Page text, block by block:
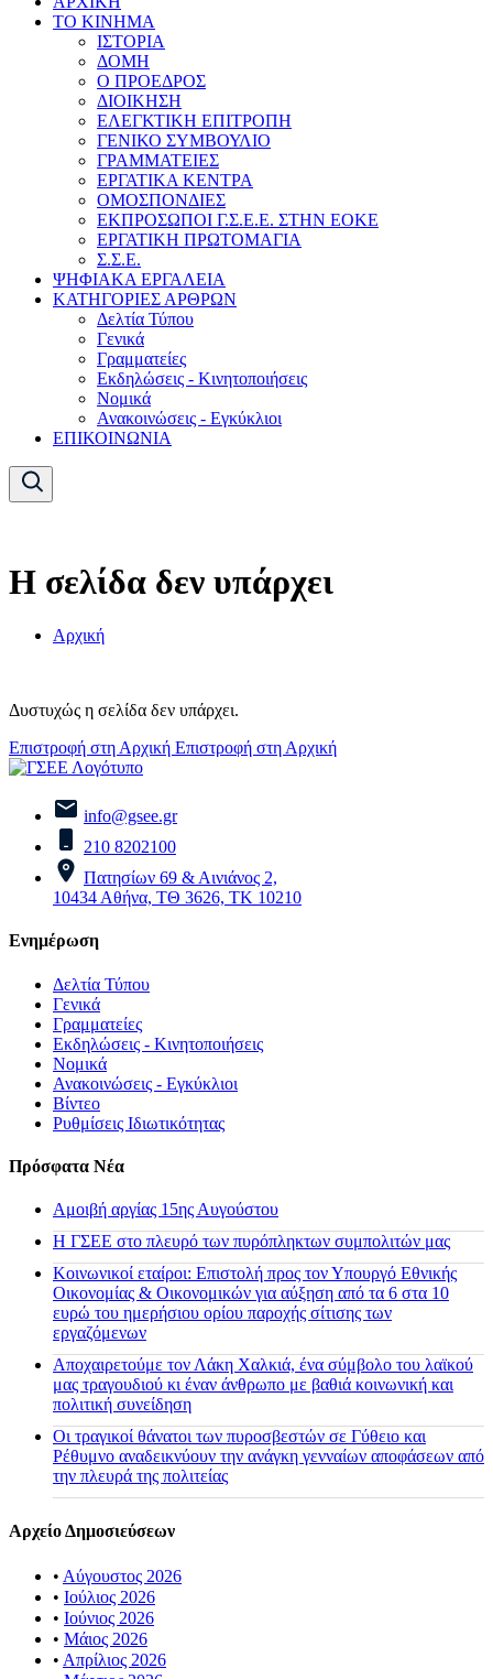
ΤΟ ΚΙΝΗΜΑ
ΙΣΤΟΡΙΑ
ΔΟΜΗ
Ο ΠΡΟΕΔΡΟΣ
ΔΙΟΙΚΗΣΗ
ΕΛΕΓΚΤΙΚΗ ΕΠΙΤΡΟΠΗ
ΓΕΝΙΚΟ ΣΥΜΒΟΥΛΙΟ
ΓΡΑΜΜΑΤΕΙΕΣ
ΕΡΓΑΤΙΚΑ ΚΕΝΤΡΑ
ΟΜΟΣΠΟΝΔΙΕΣ
ΕΚΠΡΟΣΩΠΟΙ Γ.Σ.Ε.Ε. ΣΤΗΝ ΕΟΚΕ
ΕΡΓΑΤΙΚΗ ΠΡΩΤΟΜΑΓΙΑ
Σ.Σ.Ε.
ΨΗΦΙΑΚΑ ΕΡΓΑΛΕΙΑ
ΚΑΤΗΓΟΡΙΕΣ ΑΡΘΡΩΝ
Δελτία Τύπου
Γενικά
Γραμματείες
Εκδηλώσεις - Κινητοποιήσεις
Νομικά
Ανακοινώσεις - Εγκύκλιοι
ΕΠΙΚΟΙΝΩΝΙΑ
Η σελίδα δεν υπάρχει
Αρχική
Δυστυχώς η σελίδα δεν υπάρχει.
Επιστροφή στη Αρχική Επιστροφή στη Αρχική
info@gsee.gr
210 8202100
Πατησίων 69 & Αινιάνος 2,
10434 Αθήνα, ΤΘ 3626, ΤΚ 10210
Ενημέρωση
Δελτία Τύπου
Γενικά
Γραμματείες
Εκδηλώσεις - Κινητοποιήσεις
Νομικά
Ανακοινώσεις - Εγκύκλιοι
Βίντεο
Ρυθμίσεις Ιδιωτικότητας
Πρόσφατα Νέα
Αμοιβή αργίας 15ης Αυγούστου
H ΓΣΕΕ στο πλευρό των πυρόπληκτων συμπολιτών μας
Κοινωνικοί εταίροι: Επιστολή προς τον Υπουργό Εθνικής
Οικονομίας & Οικονομικών για αύξηση από τα 6 στα 10
ευρώ του ημερήσιου ορίου παροχής σίτισης των
εργαζόμενων
Αποχαιρετούμε τον Λάκη Χαλκιά, ένα σύμβολο του λαϊκού
μας τραγουδιού κι έναν άνθρωπο με βαθιά κοινωνική και
πολιτική συνείδηση
Οι τραγικοί θάνατοι των πυροσβεστών σε Γύθειο και
Ρέθυμνο αναδεικνύουν την ανάγκη γενναίων αποφάσεων από
την πλευρά της πολιτείας
Αρχείο Δημοσιεύσεων
• Αύγουστος 2026
• Ιούλιος 2026
• Ιούνιος 2026
• Μάιος 2026
• Απρίλιος 2026